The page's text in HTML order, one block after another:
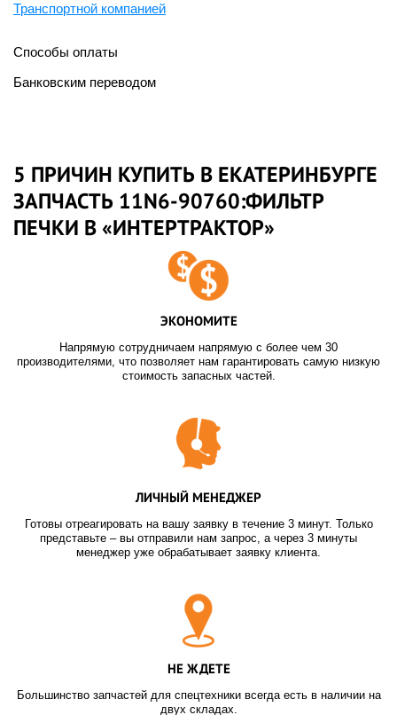
Транспортной компанией
Способы оплаты
Банковским переводом
5 ПРИЧИН КУПИТЬ В ЕКАТЕРИНБУРГЕ
ЗАПЧАСТЬ 11N6-90760:ФИЛЬТР
ПЕЧКИ В «ИНТЕРТРАКТОР»
ЭКОНОМИТЕ
Напрямую сотрудничаем напрямую с более чем 30
производителями, что позволяет нам гарантировать самую низкую
стоимость запасных частей.
ЛИЧНЫЙ МЕНЕДЖЕР
Готовы отреагировать на вашу заявку в течение 3 минут. Только
представьте – вы отправили нам запрос, а через 3 минуты
менеджер уже обрабатывает заявку клиента.
НЕ ЖДЕТЕ
Большинство запчастей для спецтехники всегда есть в наличии на
двух складах.